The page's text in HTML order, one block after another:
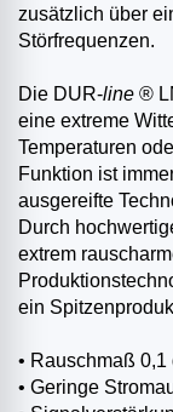
zusätzlich über
Störfrequenzen.
Die DUR-line ®
eine extreme
Temperaturen
Funktion ist
ausgereifte
Durch
extrem
ein
• Rauschmaß 0,1
• Geringe